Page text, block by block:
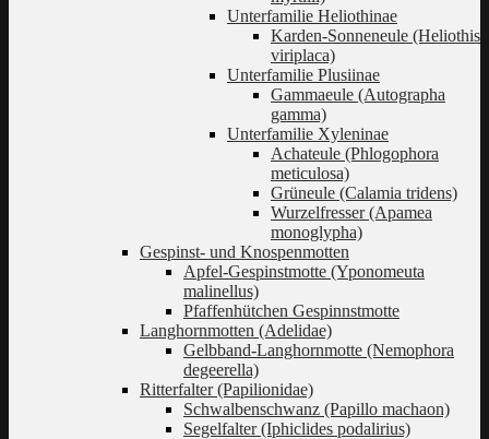
Unterfamilie Heliothinae
Karden-Sonneneule (Heliothis
viriplaca)
Unterfamilie Plusiinae
Gammaeule (Autographa
gamma)
Unterfamilie Xyleninae
Achateule (Phlogophora
meticulosa)
Grüneule (Calamia tridens)
Wurzelfresser (Apamea
monoglypha)
Gespinst- und Knospenmotten
Apfel-Gespinstmotte (Yponomeuta
malinellus)
Pfaffenhütchen Gespinnstmotte
Langhornmotten (Adelidae)
Gelbband-Langhornmotte (Nemophora
degeerella)
Ritterfalter (Papilionidae)
Schwalbenschwanz (Papillo machaon)
Segelfalter (Iphiclides podalirius)